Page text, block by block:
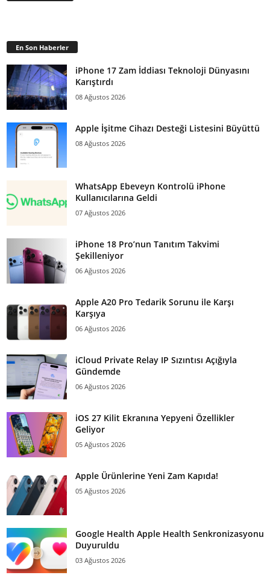
En Son Haberler
iPhone 17 Zam İddiası Teknoloji Dünyasını
Karıştırdı
08 Ağustos 2026
Apple İşitme Cihazı Desteği Listesini Büyüttü
08 Ağustos 2026
WhatsApp Ebeveyn Kontrolü iPhone
Kullanıcılarına Geldi
07 Ağustos 2026
iPhone 18 Pro’nun Tanıtım Takvimi
Şekilleniyor
06 Ağustos 2026
Apple A20 Pro Tedarik Sorunu ile Karşı
Karşıya
06 Ağustos 2026
iCloud Private Relay IP Sızıntısı Açığıyla
Gündemde
06 Ağustos 2026
iOS 27 Kilit Ekranına Yepyeni Özellikler
Geliyor
05 Ağustos 2026
Apple Ürünlerine Yeni Zam Kapıda!
05 Ağustos 2026
Google Health Apple Health Senkronizasyonu
Duyuruldu
03 Ağustos 2026